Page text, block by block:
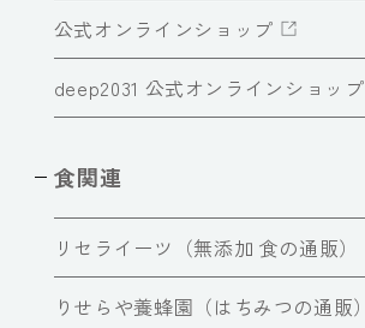
公式オンラインショップ
deep2031 公式オンラインショップ
食関連
リセライーツ（無添加 食の通販）
りせらや養蜂園（はちみつの通販）